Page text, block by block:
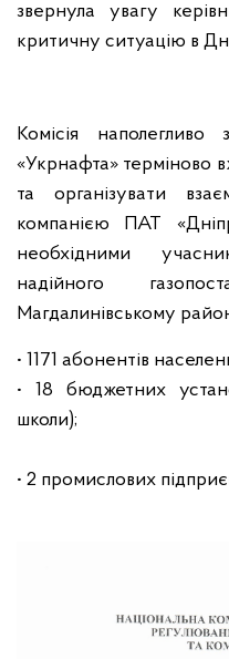
звернула увагу
критичну ситуацію в
Комісія наполегливо
«Укрнафта» терміново
та організувати
компанією ПАТ
необхідними
надійного
Магдалинівському
• 1171 абонентів
• 18 бюджетних
школи);
• 2 промислових